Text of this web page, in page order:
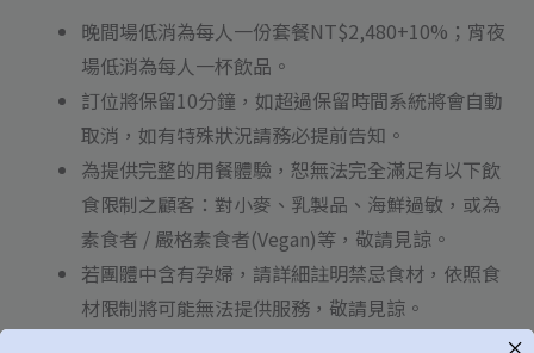
晚間場低消為每人一份套餐NT$2,480+10%；宵夜
場低消為每人一杯飲品。
訂位將保留10分鐘，如超過保留時間系統將會自動
取消，如有特殊狀況請務必提前告知。
為提供完整的用餐體驗，恕無法完全滿足有以下飲
食限制之顧客：對小麥、乳製品、海鮮過敏，或為
素食者 / 嚴格素食者(Vegan)等，敬請見諒。
若團體中含有孕婦，請詳細註明禁忌食材，依照食
材限制將可能無法提供服務，敬請見諒。